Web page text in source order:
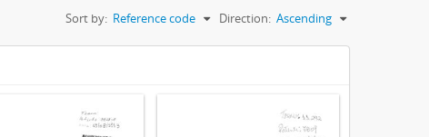
Sort by: Reference code Direction: Ascending